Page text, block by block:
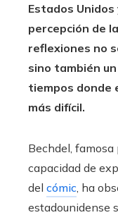
Estados
percepción de
reflexiones no
sino también
tiempos donde
más difícil.
Bechdel,
capacidad de
del cómic, ha
estadounidense